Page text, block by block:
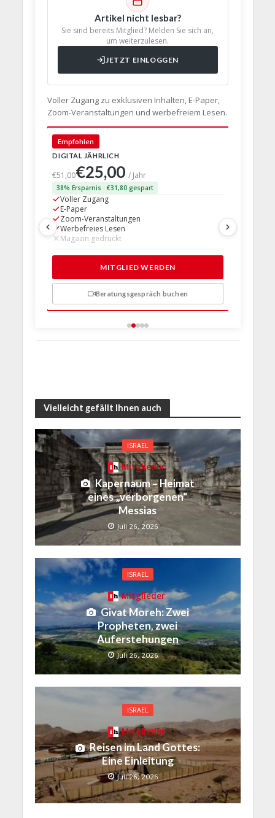
Artikel nicht lesbar?
Sie sind bereits Mitglied? Melden Sie sich an,
um weiterzulesen.
JETZT EINLOGGEN
Voller Zugang zu exklusiven Inhalten, E-Paper,
Zoom-Veranstaltungen und werbefreiem Lesen.
Empfohlen
DIGITAL JÄHRLICH
€51,00€25,00/ Jahr
38% Ersparnis · €31,80 gespart
Voller Zugang
E-Paper
Zoom-Veranstaltungen
Werbefreies Lesen
Magazin gedruckt
MITGLIED WERDEN
Beratungsgespräch buchen
Vielleicht gefällt Ihnen auch
ISRAEL
Mitglieder
Kapernaum – Heimat
eines „verborgenen“
Messias
Juli 26, 2026
ISRAEL
Mitglieder
Givat Moreh: Zwei
Propheten, zwei
Auferstehungen
Juli 26, 2026
ISRAEL
Mitglieder
Reisen im Land Gottes:
Eine Einleitung
Juli 26, 2026